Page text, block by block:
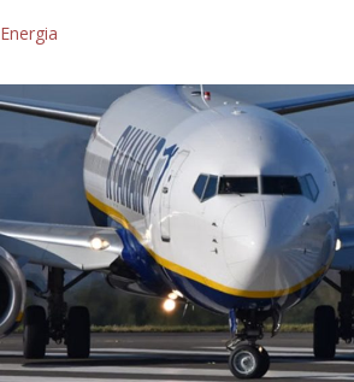
Energia